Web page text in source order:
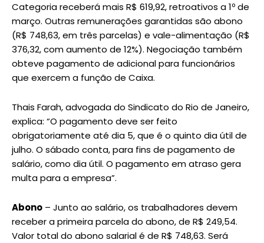
Categoria receberá mais R$ 619,92, retroativos a 1º de
março. Outras remunerações garantidas são abono
(R$ 748,63, em três parcelas) e vale-alimentação (R$
376,32, com aumento de 12%). Negociação também
obteve pagamento de adicional para funcionários
que exercem a função de Caixa.
Thais Farah, advogada do Sindicato do Rio de Janeiro,
explica: “O pagamento deve ser feito
obrigatoriamente até dia 5, que é o quinto dia útil de
julho. O sábado conta, para fins de pagamento de
salário, como dia útil. O pagamento em atraso gera
multa para a empresa”.
Abono – Junto ao salário, os trabalhadores devem
receber a primeira parcela do abono, de R$ 249,54.
Valor total do abono salarial é de R$ 748,63. Será